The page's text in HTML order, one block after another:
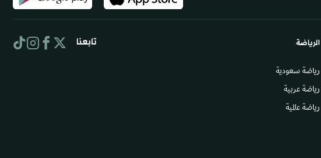
الرياضة
رياضة سعودية
رياضة عربية
رياضة عالمية
تابعنا